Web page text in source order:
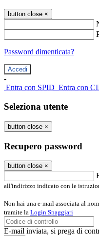
button close ×
Password dimenticata?
-
Entra con SPID Entra con
Seleziona utente
button close ×
Recupero password
button close ×
all'indirizzo indicato con le
Non hai una e-mail associata al
tramite la Login Spaggiari
E-mail inviata, si prega di